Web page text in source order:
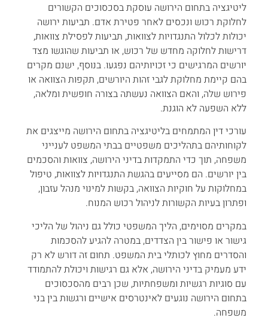
ליטיגציה בתחום הירושה עוסקת בסכסוכים הקשורים
לחלוקת רכוש ונכסים לאחר פטירת אדם. תביעות ירושה
יכולות לכלול התנגדויות לצוואות, תביעות לפסילת צוואות,
דרישות לחלוקה מחדש של רכוש, או תביעות שהוגשו מצד
יורשים המרגישים כי זכויותיהם נפגעו. בנוסף, ישנם מקרים
בהם קיימת מחלוקת לגבי זהות היורשים, תקפות הצוואה או
פירוש שלה, והאם הצוואה נעשתה בצורה חופשית ומלאה,
ללא השפעה לא הוגנת.
עורכי דין המתמחים בליטיגציה בתחום הירושה מייצגים את
לקוחותיהם בתהליכים משפטיים בבתי המשפט לענייני
משפחה, תוך כדי התמקדות בדיני הירושה, צוואות והסכמים
בין יורשים. הם מסייעים בהגשת התנגדויות לצוואות, טיפול
במחלוקות על חוקיות הצוואה, בקשות למינוי מנהל עזבון,
ופתרון בעיות הקשורות לניהול רכוש המנוח.
במקרים מסוימים, הליך המשפטי כולל גם ניהול של הליכי
גישור או פישור בין הצדדים, במטרה להגיע להסכמות
והסדרים מחוץ לכותלי בית המשפט. תחום זה דורש לא רק
ידע מעמיק בדיני הירושה, אלא גם רגישות ויכולת להתמודד
עם סוגיות רגשיות ומשפחתיות, שכן רבים מהסכסוכים
בתחום הירושה נוגעים לאינטרסים אישיים ורגשות בין בני
משפחה.